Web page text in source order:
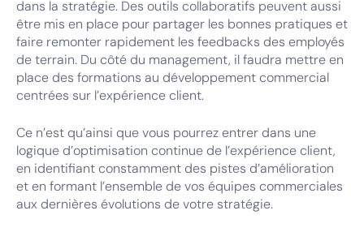
dans la stratégie. Des outils collaboratifs peuvent aussi
être mis en place pour partager les bonnes pratiques et
faire remonter rapidement les feedbacks des employés
de terrain. Du côté du management, il faudra mettre en
place des formations au développement commercial
centrées sur l’expérience client.
Ce n’est qu’ainsi que vous pourrez entrer dans une
logique d’optimisation continue de l’expérience client,
en identifiant constamment des pistes d’amélioration
et en formant l’ensemble de vos équipes commerciales
aux dernières évolutions de votre stratégie.